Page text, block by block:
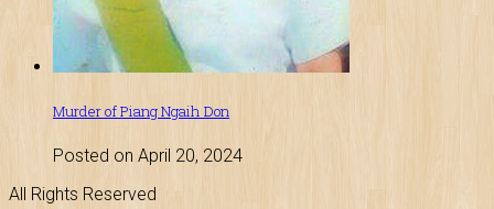
Murder of Piang Ngaih Don
Posted on April 20, 2024
All Rights Reserved